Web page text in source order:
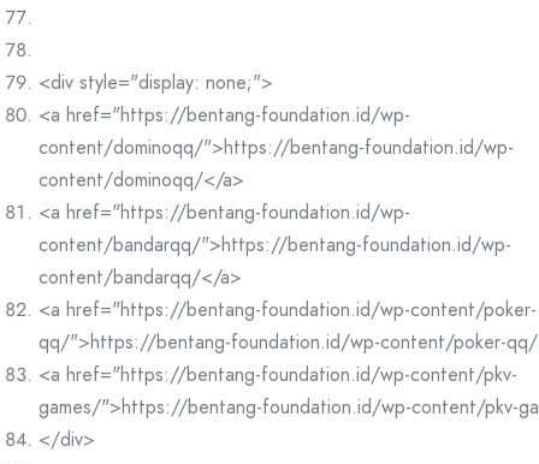
<div style="display: none;">
<a href="https://bentang-foundation.id/wp-
content/dominoqq/">https://bentang-foundation.id/wp-
content/dominoqq/</a>
<a href="https://bentang-foundation.id/wp-
content/bandarqq/">https://bentang-foundation.id/wp-
content/bandarqq/</a>
<a href="https://bentang-foundation.id/wp-content/poker-
qq/">https://bentang-foundation.id/wp-content/poker-
<a href="https://bentang-foundation.id/wp-content/pkv-
games/">https://bentang-foundation.id/wp-content/pkv-
</div>